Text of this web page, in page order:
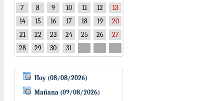
7
8 9 10 11 12
13
14
15 16 17 18 19
20
21
22 23 24 25 26
27
28
29 30 31
Hoy (08/08/2026)
Mañana (09/08/2026)